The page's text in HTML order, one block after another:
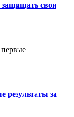
свои
результаты за